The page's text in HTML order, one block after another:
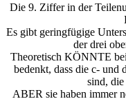
Die 9. Ziffer in der
Es gibt geringfügige
der drei
Theoretisch KÖNNTE
bedenkt, dass die c- und
sind,
ABER sie haben immer